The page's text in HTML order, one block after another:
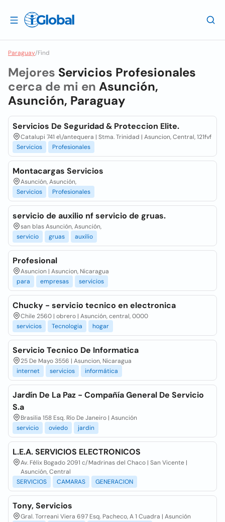
Paraguay/Find
Mejores Servicios Profesionales
cerca de mi en Asunción,
Asunción, Paraguay
Servicios De Seguridad & Proteccion Elite.
Catalupi 741 e\/antequera | Stma. Trinidad | Asuncion, Central, 121fvf
Servicios
Profesionales
Montacargas Servicios
Asunción, Asunción,
Servicios
Profesionales
servicio de auxilio nf servicio de gruas.
san blas Asunción, Asunción,
servicio
gruas auxilio
Profesional
Asuncion | Asuncion, Nicaragua
para
empresas servicios
Chucky - servicio tecnico en electronica
Chile 2560 | obrero | Asunción, central, 0000
servicios
Tecnologia hogar
Servicio Tecnico De Informatica
25 De Mayo 3556 | Asuncion, Nicaragua
internet
servicios informática
Jardín De La Paz - Compañía General De Servicio
S.a
Brasilia 158 Esq. Río De Janeiro | Asunción
servicio
oviedo jardin
L.E.A. SERVICIOS ELECTRONICOS
Av. Félix Bogado 2091 c/Madrinas del Chaco | San Vicente |
Asunción, Central
SERVICIOS
CAMARAS GENERACION
Tony, Servicios
Gral. Torreani Viera 697 Esq. Pacheco, A 1 Cuadra | Asunción